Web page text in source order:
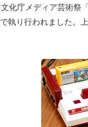
化庁メディア芸術祭
執り行われました。